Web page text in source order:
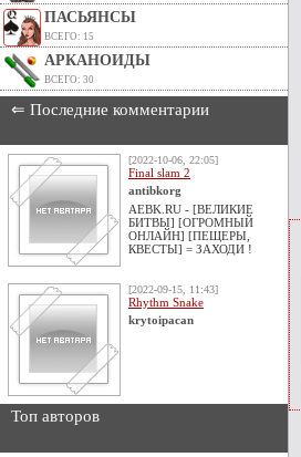
ПАСЬЯНСЫ
ВСЕГО: 15
АРКАНОИДЫ
ВСЕГО: 30
⇐ Последние комментарии
[2022-10-06, 22:05]
Final slam 2
antibkorg
AEBK.RU - [ВЕЛИКИЕ
БИТВЫ] [ОГРОМНЫЙ
ОНЛАЙН] [ПЕЩЕРЫ,
КВЕСТЫ] = ЗАХОДИ !
[2022-09-15, 11:43]
Rhythm Snake
krytoipacan
Топ авторов